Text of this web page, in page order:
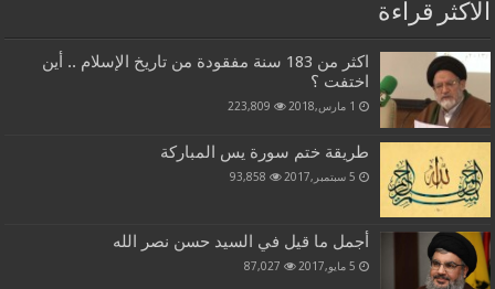
الاكثر قراءة
اكثر من 183 سنة مفقودة من تاريخ الإسلام .. أين
اختفت ؟
1 مارس,2018 223,809
طريقة ختم سورة يس المباركة
5 سبتمبر,2017 93,858
أجمل ما قيل في السيد حسن نصر الله
5 مايو,2017 87,027